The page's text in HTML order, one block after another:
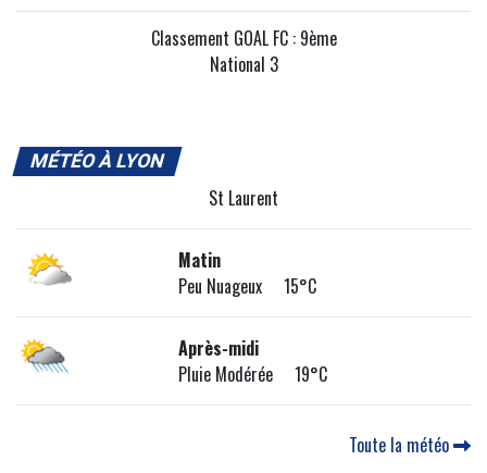
Classement GOAL FC : 9ème
National 3
MÉTÉO À LYON
St Laurent
Matin
Peu Nuageux 15°C
Après-midi
Pluie Modérée 19°C
Toute la météo